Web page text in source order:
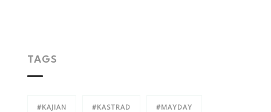
TAGS
#KAJIAN #KASTRAD #MAYDAY